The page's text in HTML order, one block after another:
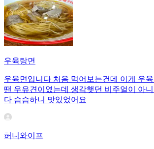
우육탕면
우육면입니다 처음 먹어보는건데 이게 우
땐 우유견이였는데 생각햇던 비주얼이 아
다 슴슴하니 맛있었어요
허니와이프